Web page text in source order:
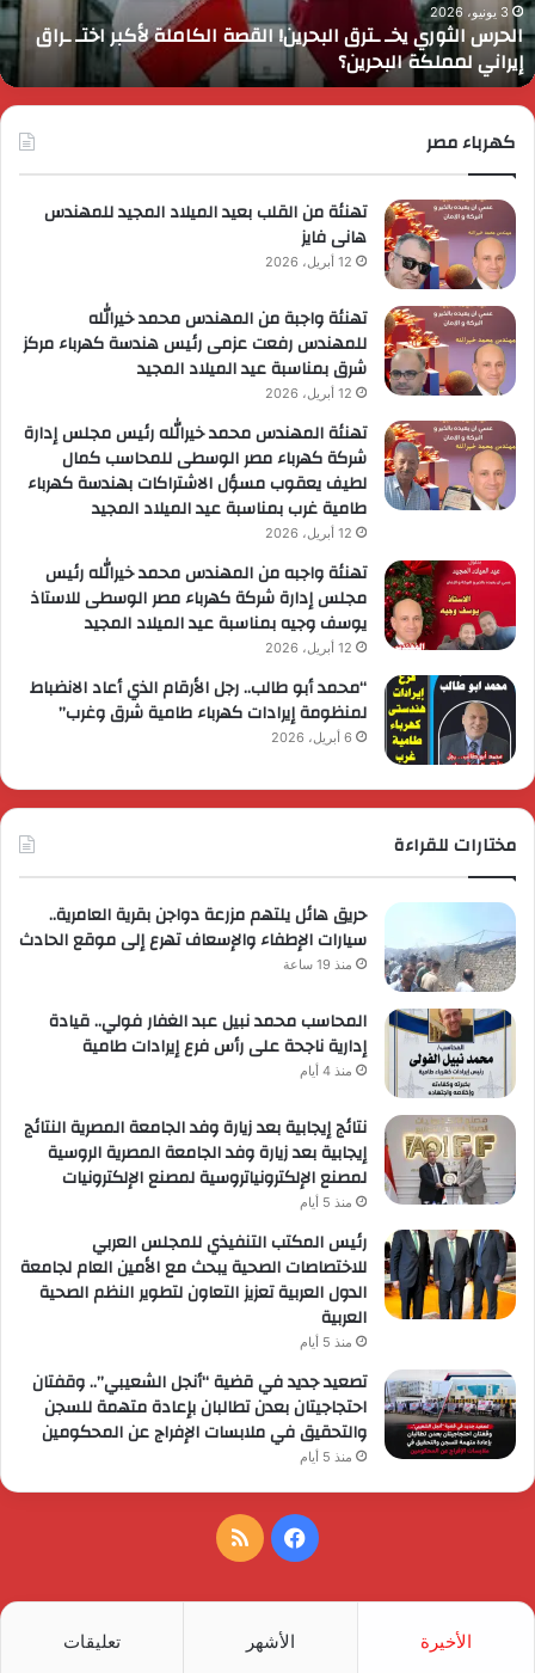
لأكبر
اختـ
ـراق
إيراني
لمملكة
البحرين؟
3 يونيو، 2026
الحرس الثوري يخـ ـترق البحرين! القصة الكاملة لأكبر اختـ ـراق
إيراني لمملكة البحرين؟
كهرباء مصر
تهنئة من القلب بعيد الميلاد المجيد للمهندس
هانى فايز
12 أبريل، 2026
تهنئة واجبة من المهندس محمد خيرالله
للمهندس رفعت عزمى رئيس هندسة كهرباء مركز
شرق بمناسبة عيد الميلاد المجيد
12 أبريل، 2026
تهنئة المهندس محمد خيرالله رئيس مجلس إدارة
شركة كهرباء مصر الوسطى للمحاسب كمال
لطيف يعقوب مسؤل الاشتراكات بهندسة كهرباء
طامية غرب بمناسبة عيد الميلاد المجيد
12 أبريل، 2026
تهنئة واجبه من المهندس محمد خيرالله رئيس
مجلس إدارة شركة كهرباء مصر الوسطى للاستاذ
يوسف وجيه بمناسبة عيد الميلاد المجيد
12 أبريل، 2026
“محمد أبو طالب.. رجل الأرقام الذي أعاد الانضباط
لمنظومة إيرادات كهرباء طامية شرق وغرب”
6 أبريل، 2026
مختارات للقراءة
حريق هائل يلتهم مزرعة دواجن بقرية العامرية..
سيارات الإطفاء والإسعاف تهرع إلى موقع الحادث
منذ 19 ساعة
المحاسب محمد نبيل عبد الغفار فولي.. قيادة
إدارية ناجحة على رأس فرع إيرادات طامية
منذ 4 أيام
نتائج إيجابية بعد زيارة وفد الجامعة المصرية النتائج
إيجابية بعد زيارة وفد الجامعة المصرية الروسية
لمصنع الإلكترونياتروسية لمصنع الإلكترونيات
منذ 5 أيام
رئيس المكتب التنفيذي للمجلس العربي
للاختصاصات الصحية يبحث مع الأمين العام لجامعة
الدول العربية تعزيز التعاون لتطوير النظم الصحية
العربية
منذ 5 أيام
تصعيد جديد في قضية “أنجل الشعيبي”.. وقفتان
احتجاجيتان بعدن تطالبان بإعادة متهمة للسجن
والتحقيق في ملابسات الإفراج عن المحكومين
منذ 5 أيام
فيسبوكملخص
الأخيرة الأشهر تعليقات